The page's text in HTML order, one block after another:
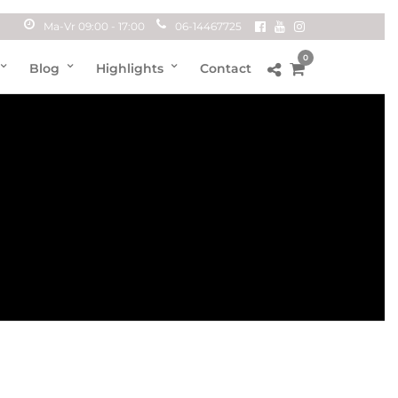
Ma-Vr 09:00 - 17:00 06-14467725
Blog Highlights Contact
0